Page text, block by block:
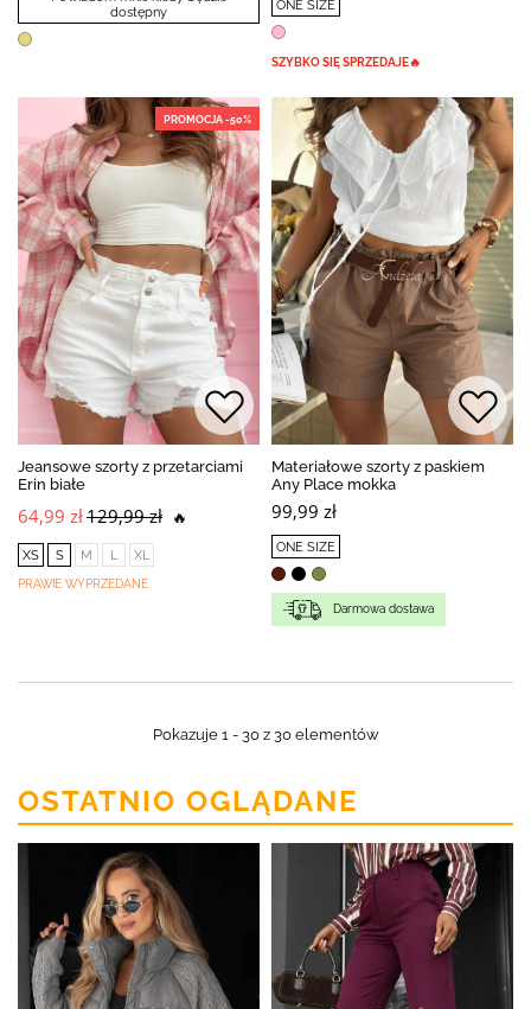
dostępny
ONE SIZE
SZYBKO SIĘ SPRZEDAJE🔥
PROMOCJA -50%
Jeansowe szorty z przetarciami
Erin białe
64,99 zł129,99 zł 🔥
XS S M L XL
PRAWIE WYPRZEDANE
Materiałowe szorty z paskiem
Any Place mokka
99,99 zł
ONE SIZE
Darmowa dostawa
Pokazuje 1 - 30 z 30 elementów
OSTATNIO OGLĄDANE